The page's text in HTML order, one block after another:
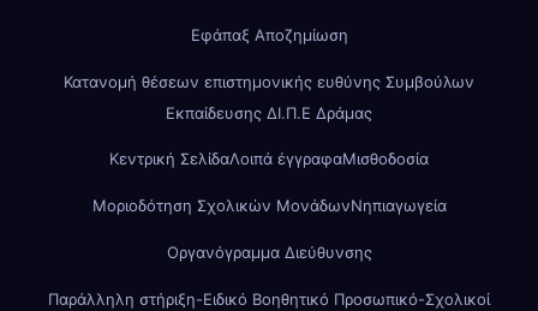
Εφάπαξ Αποζημίωση
Κατανομή θέσεων επιστημονικής ευθύνης Συμβούλων
Εκπαίδευσης ΔΙ.Π.Ε Δράμας
Κεντρική ΣελίδαΛοιπά έγγραφαΜισθοδοσία
Μοριοδότηση Σχολικών ΜονάδωνΝηπιαγωγεία
Οργανόγραμμα Διεύθυνσης
Παράλληλη στήριξη-Ειδικό Βοηθητικό Προσωπικό-Σχολικοί